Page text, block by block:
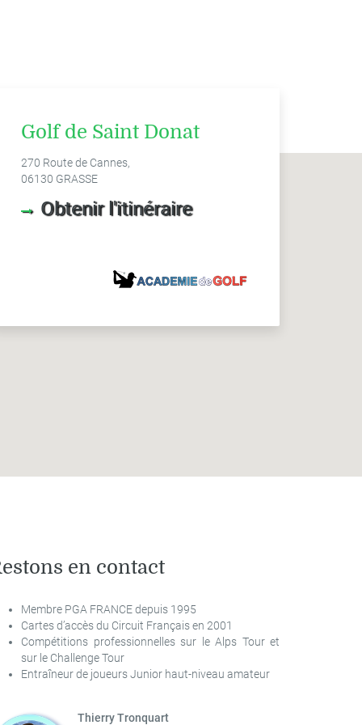
Golf de Saint Donat
270 Route de Cannes,
06130 GRASSE
Obtenir l'itinéraire
en contact
Membre PGA FRANCE depuis 1995
Cartes d’accès du Circuit Français en 2001
Compétitions professionnelles sur le Alps Tour et
sur le Challenge Tour
Entraîneur de joueurs Junior haut-niveau amateur
Thierry Tronquart